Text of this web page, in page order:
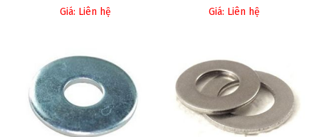
Giá: Liên hệ Giá: Liên hệ